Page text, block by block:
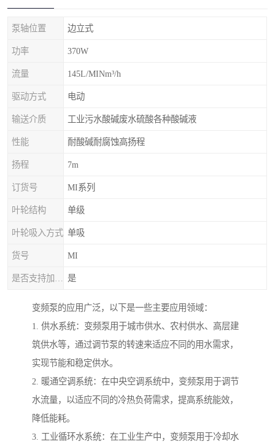
泵轴位置 边立式
功率 370W
流量 145L/MINm³/h
驱动方式 电动
输送介质 工业污水酸碱废水硫酸各种酸碱液
性能 耐酸碱耐腐蚀高扬程
扬程 7m
订货号 MI系列
叶轮结构 单级
叶轮吸入方式 单吸
货号 MI
是
变频泵的应用广泛，以下是一些主要应用领域：
1. 供水系统：变频泵用于城市供水、农村供水、高层建
筑供水等，通过调节泵的转速来适应不同的用水需求，
实现节能和稳定供水。
2. 暖通空调系统：在中央空调系统中，变频泵用于调节
水流量，以适应不同的冷热负荷需求，提高系统能效，
降低能耗。
3. 工业循环水系统：在工业生产中，变频泵用于冷却水